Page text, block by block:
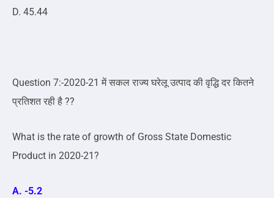
D. 45.44
Question 7:-2020-21 में सकल राज्य घरेलू उत्पाद की वृद्धि दर कितने
प्रतिशत रही है ??
What is the rate of growth of Gross State Domestic
Product in 2020-21?
A. -5.2